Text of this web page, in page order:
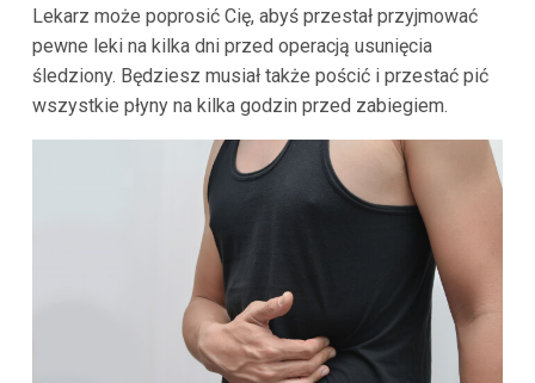
Lekarz może poprosić Cię, abyś przestał przyjmować
pewne leki na kilka dni przed operacją usunięcia
śledziony. Będziesz musiał także pościć i przestać pić
wszystkie płyny na kilka godzin przed zabiegiem.